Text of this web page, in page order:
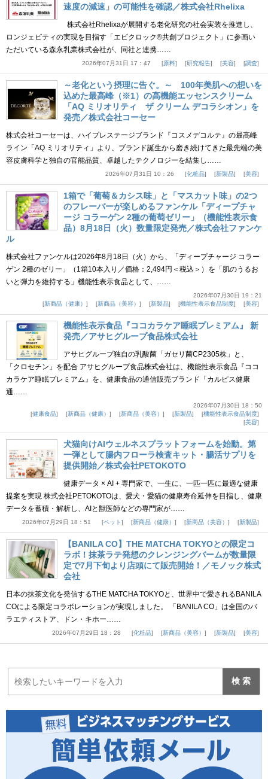
速度の減速」の可能性を確認／株式会社Rhelixa
株式会社Rhelixaが展開する老化研究の社会実装を推進し、
ロンジェビティの実現を目指す「エピクロック®共創プロジェクト」に参画い
ただいている森永乳業株式会社が、同社と連携……
2026年07月31日 17：47 原料 研究報告 美容 調査
～老化という摂理に告ぐ。～ 100年美肌への想いを
込めた最高峰（※1）の高機能エッセンスクリーム
「AQ ミリオリティ ザ クリーム デコラシオン」を
発売／株式会社コーセー
株式会社コーセーは、ハイプレステージブランド『コスメデコルテ』の最高峰
ライン「AQ ミリオリティ」より、ブランド誕生から磨き続けてきた最先端の美
容皮膚科学と独自の官能品質、卓越したテクノロジーを結集し……
2026年07月31日 10：26 化粧品 新製品 美容
1箱で「葡萄＆カシス味」と「マスカット味」の2つ
のフレーバーが楽しめるファンケル「ディープチャ
ージ コラーゲン 2種の葡萄ゼリー」（機能性表示食
品）8月18日（火）数量限定発売／株式会社ファンケ
ル
株式会社ファンケルは2026年8月18日（火）から、「ディープチャージ コラー
ゲン 2種のゼリー」（1箱10本入り／価格：2,494円＜税込＞）を「肌のうるお
いと弾力を維持する」機能性表示食品として、……
2026年07月30日 19：21
新商品（健康）
新商品（美容） 新製品 機能性表示食品制度 美容
機能性表示食品『ココカラケア睡眠プレミアム』 新
発売／アサヒグループ食品株式会社
アサヒグループ独自の乳酸菌「ガセリ菌CP2305株」と、
「クロセチン」を配合 アサヒグループ食品株式会社は、機能性表示食品『ココ
カラケア睡眠プレミアム』を、健康食品の通信販売ブランド「カルピス健康
通……
2026年07月30日 18：50
健康食品
新商品（健康） 新商品（美容） 新製品
機能性表示食品制度
美容
犬猫向けAIウェルネスプラットフォームを始動。第
一弾として腸内フローラ検査キット・腸活サプリを
提供開始／株式会社PETOKOTO
健康データ × AI + 専門家で、一生に、一匹一匹に最適な健康
提案を実現 株式会社PETOKOTOは、愛犬・愛猫の健康寿命延伸を目指し、健康
データを蓄積・解析し、AIと獣医師などの専門家が……
2026年07月29日 18：51 ペット 新商品（健康） 新商品（美容） 新製品
【BANILA CO】THE MATCHA TOKYOとの限定コ
ラボ！抹茶ラテ発想のクレンジングバームが数量限
定で7月下旬より店頭にて販売開始！／モノック株式
会社
日本の抹茶文化を発信するTHE MATCHA TOKYOと、世界中で愛されるBANILA
COによる限定コラボレーションが実現しました。 「BANILA CO」は全国のバ
ラエティストア、ドン・キホー……
2026年07月29日 18：28 化粧品 新商品（美容） 新製品 美容